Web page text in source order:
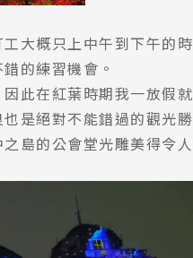
大概只上中午到下午的
的練習機會。
此在紅葉時期我一放假
是絕對不能錯過的觀光
島的公會堂光雕美得